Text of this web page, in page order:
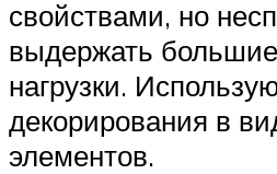
свойствами, но
выдержать
нагрузки.
декорирования в
элементов.